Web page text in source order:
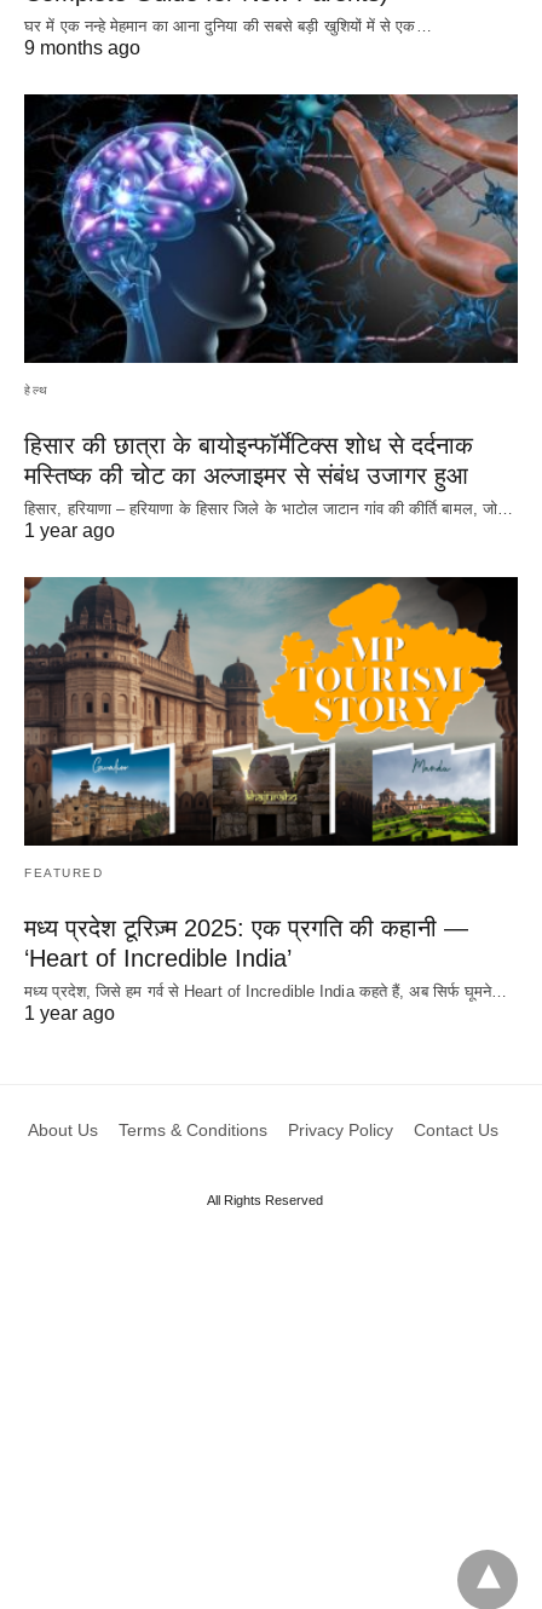
घर में एक नन्हे मेहमान का आना दुनिया की सबसे बड़ी खुशियों में से एक…
9 months ago
हेल्थ
हिसार की छात्रा के बायोइन्फॉर्मेटिक्स शोध से दर्दनाक
मस्तिष्क की चोट का अल्जाइमर से संबंध उजागर हुआ
हिसार, हरियाणा – हरियाणा के हिसार जिले के भाटोल जाटान गांव की कीर्ति बामल, जो…
1 year ago
FEATURED
मध्य प्रदेश टूरिज़्म 2025: एक प्रगति की कहानी —
‘Heart of Incredible India’
मध्य प्रदेश, जिसे हम गर्व से Heart of Incredible India कहते हैं, अब सिर्फ घूमने…
1 year ago
About Us Terms & Conditions Privacy Policy Contact Us
All Rights Reserved